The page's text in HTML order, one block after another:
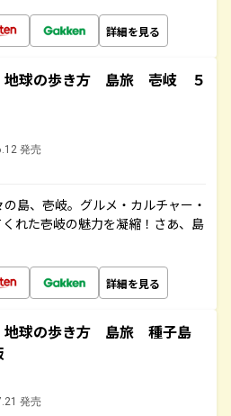
詳細を見る
球の歩き方 島旅 壱岐 ５
発売
島、壱岐。グルメ・カルチャー・
れた壱岐の魅力を凝縮！さあ、島
詳細を見る
球の歩き方 島旅 種子島
発売